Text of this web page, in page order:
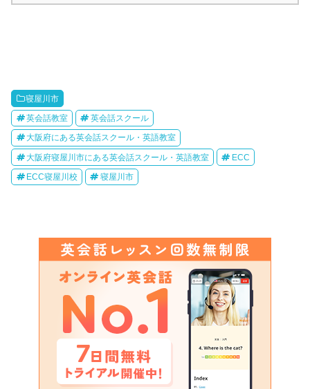
寝屋川市
英会話教室 英会話スクール
大阪府にある英会話スクール・英語教室
大阪府寝屋川市にある英会話スクール・英語教室 ECC
ECC寝屋川校 寝屋川市